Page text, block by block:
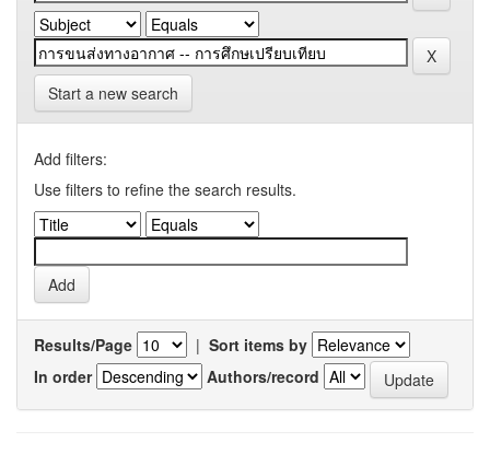
Start a new search
Add filters:
Use filters to refine the search results.
Results/Page | Sort items by
In order
Authors/record